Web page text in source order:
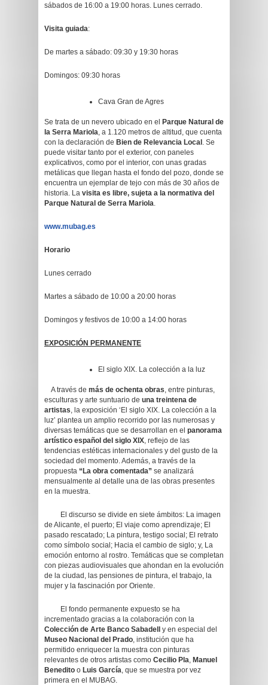
sábados de 16:00 a 19:00 horas. Lunes cerrado.
Visita guiada:
De martes a sábado: 09:30 y 19:30 horas
Domingos: 09:30 horas
Cava Gran de Agres
Se trata de un nevero ubicado en el
Parque Natural de
la Serra Mariola, a 1.120 metros de altitud, que cuenta
con la declaración de Bien de Relevancia Local . Se
puede visitar tanto por el exterior, con paneles
explicativos, como por el interior, con unas gradas
metálicas que llegan hasta el fondo del pozo, donde se
encuentra un ejemplar de tejo con más de 30 años de
historia. La visita es libre, sujeta a la normativa del
Parque Natural de Serra Mariola.
www.mubag.es
Horario
Lunes cerrado
Martes a sábado de 10:00 a 20:00 horas
Domingos y festivos de 10:00 a 14:00 horas
EXPOSICIÓN PERMANENTE
El siglo XIX. La colección a la luz
A través de más de ochenta obras, entre pinturas,
esculturas y arte suntuario de una treintena de
artistas, la exposición ‘El siglo XIX. La colección a la
luz’ plantea un amplio recorrido por las numerosas y
diversas temáticas que se desarrollan en el panorama
artístico español del siglo XIX, reflejo de las
tendencias estéticas internacionales y del gusto de la
sociedad del momento. Además, a través de la
propuesta “La obra comentada” se analizará
mensualmente al detalle una de las obras presentes
en la muestra.
El discurso se divide en siete ámbitos: La imagen
de Alicante, el puerto; El viaje como aprendizaje; El
pasado rescatado; La pintura, testigo social; El retrato
como símbolo social; Hacia el cambio de siglo; y, La
emoción entorno al rostro. Temáticas que se completan
con piezas audiovisuales que ahondan en la evolución
de la ciudad, las pensiones de pintura, el trabajo, la
mujer y la fascinación por Oriente.
El fondo permanente expuesto se ha
incrementado gracias a la colaboración con la
Colección de Arte Banco Sabadell
y en especial del
Museo Nacional del Prado, institución que ha
permitido enriquecer la muestra con pinturas
relevantes de otros artistas como Cecilio Pla, Manuel
Benedito o Luis García, que se muestra por vez
primera en el MUBAG.